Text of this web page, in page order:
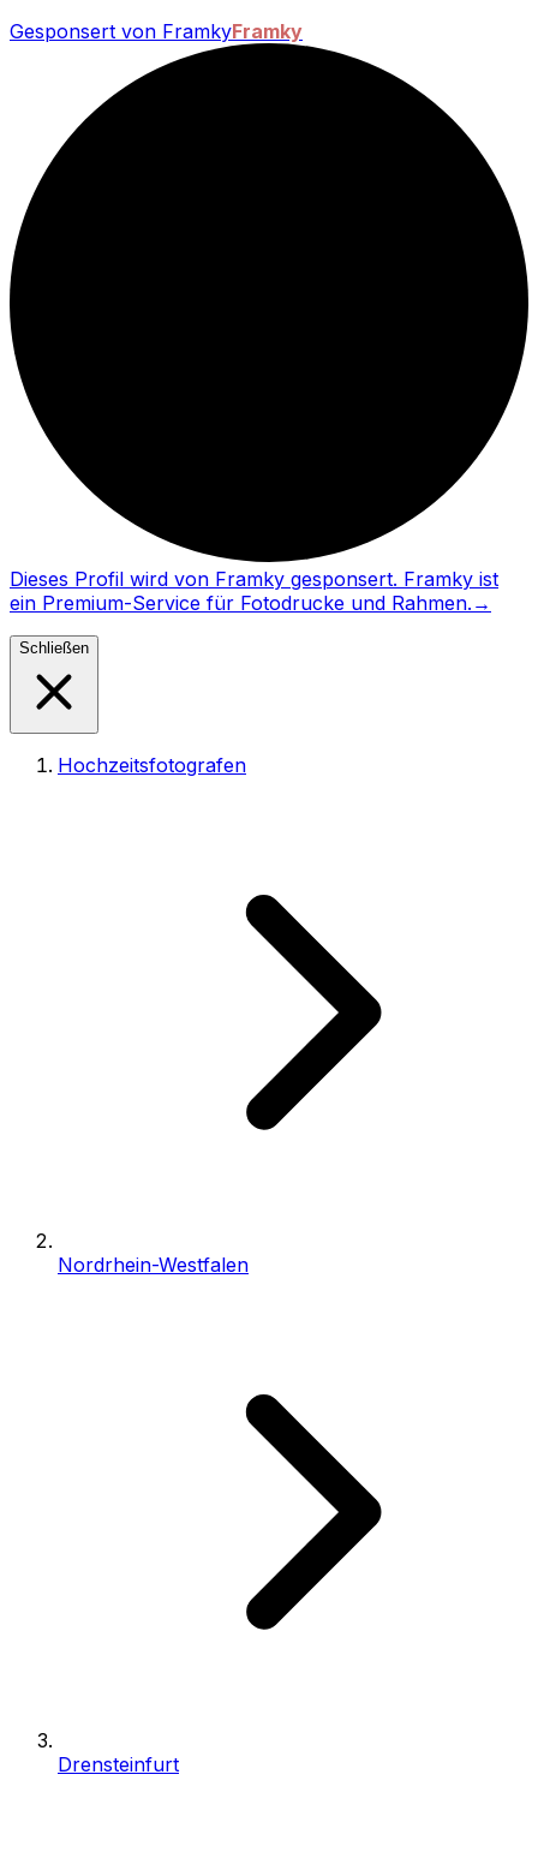
Gesponsert von FramkyFramky
Dieses Profil wird von Framky gesponsert. Framky ist
ein Premium-Service für Fotodrucke und Rahmen. →
Schließen
Hochzeitsfotografen
Nordrhein-Westfalen
Drensteinfurt